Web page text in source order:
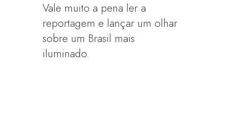
Vale muito a pena ler a
reportagem e lançar um olhar
sobre um Brasil mais
iluminado.